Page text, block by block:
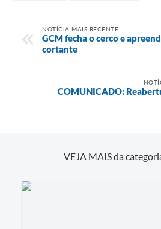
NOTÍCIA MAIS RECENTE
GCM fecha o cerco e
cortante
COMUNICADO:
VEJA MAIS da